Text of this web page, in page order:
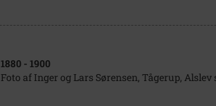
1880 - 1900
Foto af Inger og Lars Sørensen, Tågerup,